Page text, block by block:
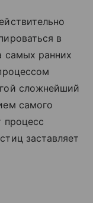
в
самых ранних
сложнейший
самого
процесс
заставляет